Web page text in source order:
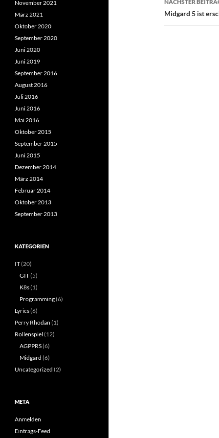
NÄCHSTER
Midgard 5 ist
November 2021
März 2021
Oktober 2020
September 2020
Juni 2020
Juni 2019
September 2016
August 2016
Juli 2016
Juni 2016
Mai 2016
Oktober 2015
September 2015
Juni 2015
Dezember 2014
März 2014
Februar 2014
Oktober 2013
September 2013
KATEGORIEN
IT(20)
GIT(5)
K8s(1)
Programming(6)
Lyrics(6)
Perry Rhodan (1)
Rollenspiel (12)
AGPPRS(6)
Midgard (6)
Uncategorized (2)
META
Anmelden
Eintrags-Feed